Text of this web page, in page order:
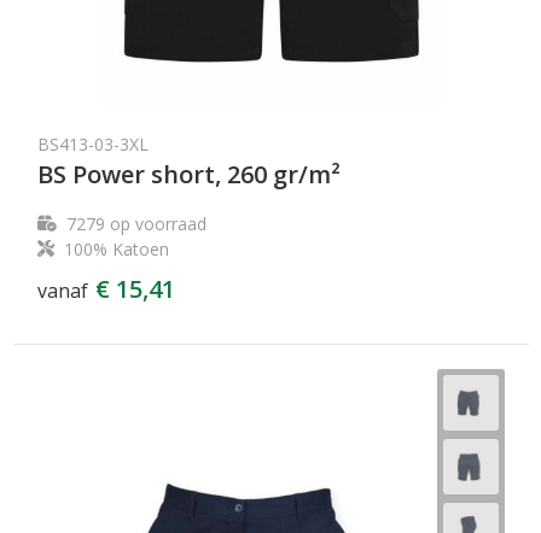
BS413-03-3XL
BS Power short, 260 gr/m²
7279 op voorraad
100% Katoen
vanaf € 15,41